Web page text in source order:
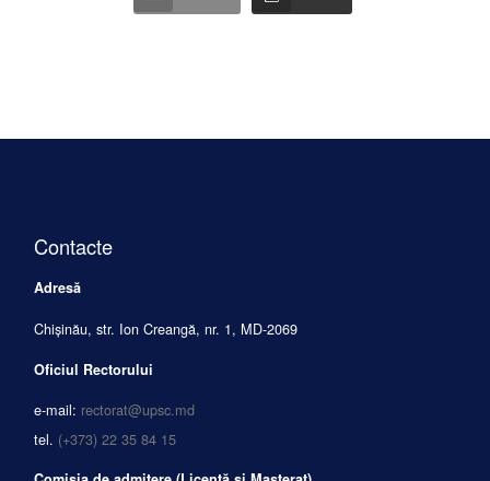
Contacte
Adresă
Chișinău, str. Ion Creangă, nr. 1, MD-2069
Oficiul Rectorului
e-mail: rectorat@upsc.md
tel. (+373) 22 35 84 15